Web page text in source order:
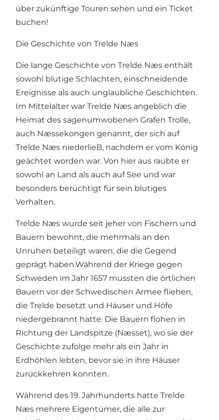
über zukünftige Touren sehen und ein Ticket
buchen!
Die Geschichte von Trelde Næs
Die lange Geschichte von Trelde Næs enthält
sowohl blutige Schlachten, einschneidende
Ereignisse als auch unglaubliche Geschichten.
Im Mittelalter war Trelde Næs angeblich die
Heimat des sagenumwobenen Grafen Trolle,
auch Næssekongen genannt, der sich auf
Trelde Næs niederlieB, nachdem er vom König
geächtet worden war. Von hier aus raubte er
sowohl an Land als auch auf See und war
besonders berüchtigt für sein blutiges
Verhalten.
Trelde Næs wurde seit jeher von Fischern und
Bauern bewohnt, die mehrmals an den
Unruhen beteiligt waren, die die Gegend
geprägt haben.Während der Kriege gegen
Schweden im Jahr 1657 mussten die örtlichen
Bauern vor der Schwedischen Armee fliehen,
die Trelde besetzt und Häuser und Höfe
niedergebrannt hatte. Die Bauern flohen in
Richtung der Landspitze (Næsset), wo sie der
Geschichte zufolge mehr als ein Jahr in
Erdhöhlen lebten, bevor sie in ihre Häuser
zurückkehren konnten.
Während des 19. Jahrhunderts hatte Trelde
Næs mehrere Eigentümer, die alle zur